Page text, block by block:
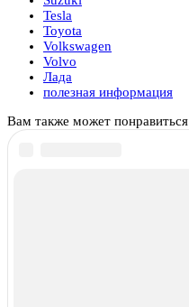
Tesla
Toyota
Volkswagen
Volvo
Лада
полезная информация
Вам также может понравиться